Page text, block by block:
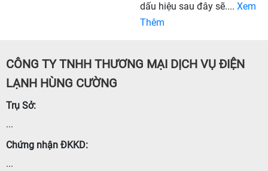
dấu hiệu sau đây sẽ.... Xem
Thêm
CÔNG TY TNHH THƯƠNG MẠI DỊCH VỤ ĐIỆN
LẠNH HÙNG CƯỜNG
Trụ Sở:
...
Chứng nhận ĐKKD:
...